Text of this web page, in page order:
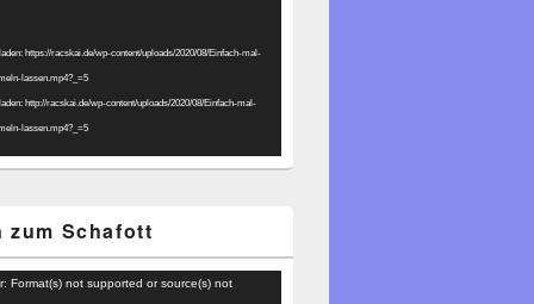
https://racskai.de/wp-content/uploads/2020/08/Einfach-mal-
lassen.mp4?_=5
http://racskai.de/wp-content/uploads/2020/08/Einfach-mal-
lassen.mp4?_=5
zum Schafott
Format(s) not supported or source(s) not